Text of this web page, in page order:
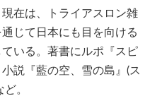
在は、トライアスロン雑
じて日本にも目を向ける
いる。著書にルポ『スピ
説『藍の空、雪の島』(ス
。